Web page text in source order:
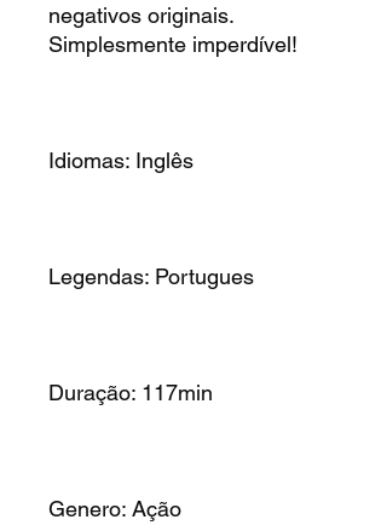
negativos originais.
Simplesmente imperdível!
Idiomas: Inglês
Legendas: Portugues
Duração: 117min
Genero: Ação